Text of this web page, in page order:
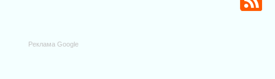
Реклама Google